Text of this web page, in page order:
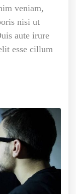
veniam,
nisi ut
aute irure
esse cillum